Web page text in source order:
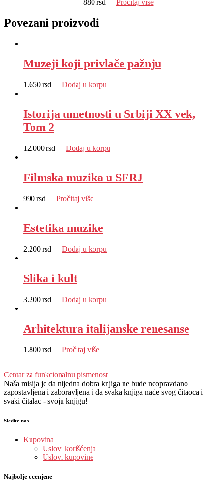
880 rsd Pročitaj više
Povezani proizvodi
Muzeji koji privlače pažnju
1.650rsd Dodaj u korpu
Istorija umetnosti u Srbiji XX vek,
Tom 2
12.000rsd Dodaj u korpu
Filmska muzika u SFRJ
990rsd Pročitaj više
Estetika muzike
2.200rsd Dodaj u korpu
Slika i kult
3.200rsd Dodaj u korpu
Arhitektura italijanske renesanse
1.800rsd Pročitaj više
Centar za funkcionalnu pismenost
Naša misija je da nijedna dobra knjiga ne bude neopravdano
zapostavljena i zaboravljena i da svaka knjiga nađe svog čitaoca i
svaki čitalac - svoju knjigu!
Sledite nas
Kupovina
Uslovi korišćenja
Uslovi kupovine
Najbolje ocenjene